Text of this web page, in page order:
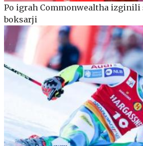
Po igrah Commonwealtha
boksarji